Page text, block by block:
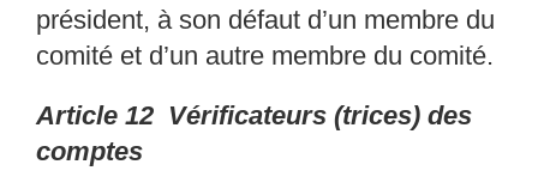
président, à son défaut d’un membre du
comité et d’un autre membre du comité.
Article 12 Vérificateurs (trices) des
comptes